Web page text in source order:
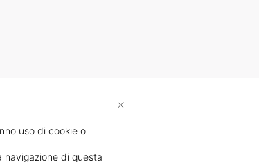
uso di cookie o
di questa
×